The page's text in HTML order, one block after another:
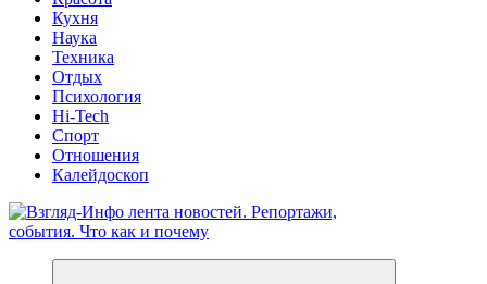
Кухня
Наука
Техника
Отдых
Психология
Hi-Tech
Спорт
Отношения
Калейдоскоп
Обо всем и обо всех, что зачем и почему. Новости политики,